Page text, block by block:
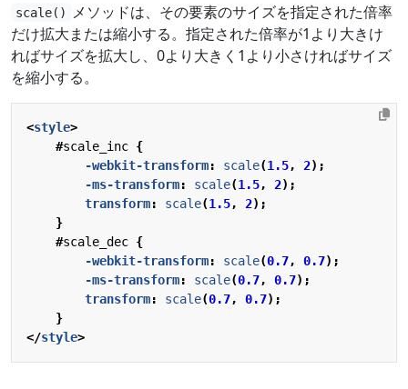
scale()
メソッドは、その要素のサイズを指定された倍率
だけ拡大または縮小する。指定された倍率が1より大きけ
ればサイズを拡大し、0より大きく1より小さければサイズ
を縮小する。
<style>
#scale_inc {
-webkit-transform: scale(1.5, 2);
-ms-transform: scale(1.5, 2);
transform: scale(1.5, 2);
}
#scale_dec {
-webkit-transform: scale(0.7, 0.7);
-ms-transform: scale(0.7, 0.7);
transform: scale(0.7, 0.7);
}
</style>